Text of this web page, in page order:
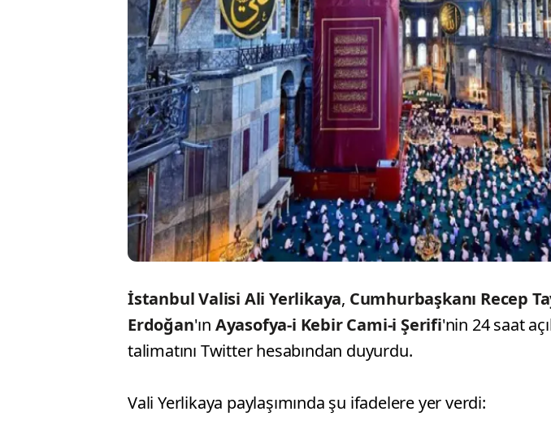
İstanbul Valisi Ali Yerlikaya, Cumhurbaşkanı Recep
Erdoğan'ın Ayasofya-i Kebir Cami-i Şerifi'nin 24 saat
talimatını Twitter hesabından duyurdu.
Vali Yerlikaya paylaşımında şu ifadelere yer verdi: